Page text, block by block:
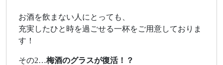
お酒を飲まない人にとっても、
充実したひと時を過ごせる一杯をご用意しておりま
す！
その2…梅酒のグラスが復活！？